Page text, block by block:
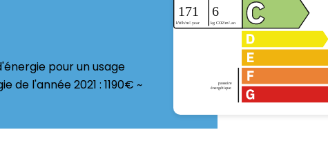
pour un usage
l'année 2021 : 1190€ ~